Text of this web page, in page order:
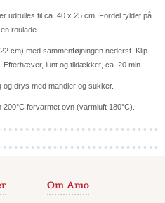
udrulles til ca. 40 x 25 cm. Fordel fyldet på
roulade.
cm) med sammenføjningen nederst. Klip
lunt og tildækket, ca. 20 min.
drys med mandler og sukker.
200°C forvarmet ovn (varmluft 180°C).
Om Amo